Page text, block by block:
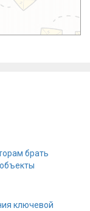
брать
ключевой